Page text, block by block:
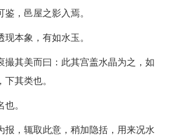
，邑屋之影入焉。
本象，有如水玉。
撮其美而曰：此其宫盖水晶为之，如
其类也。
。
报，辄取此意，稍加隐括，用来况水